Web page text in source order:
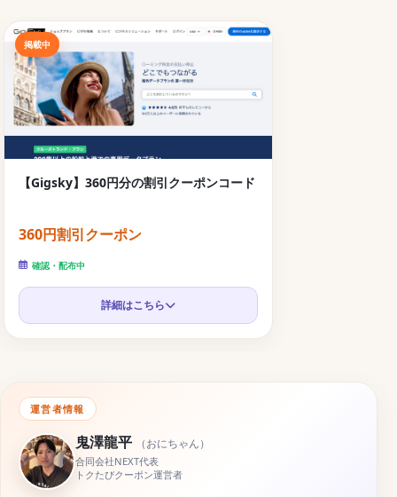
掲載中
【Gigsky】360円分の割引クーポンコード
360円割引クーポン
確認・配布中
詳細はこちら
運営者情報
鬼澤龍平 （おにちゃん）
合同会社NEXT代表
トクたびクーポン運営者